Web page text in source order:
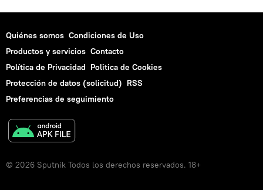
Quiénes somos Condiciones de Uso
Productos y servicios Contacto
Política de Privacidad Politica de Cookies
Protección de datos (solicitud) RSS
Preferencias de seguimiento
© 2026 Sputnik Todos los derechos reservados. 18+